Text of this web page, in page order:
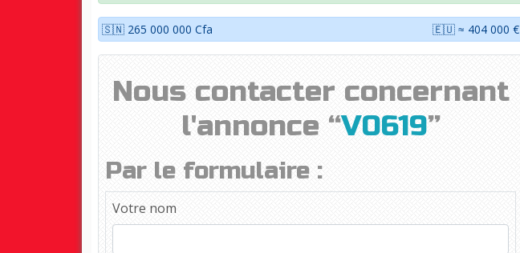
🇸🇳 265 000 000 Cfa 🇪🇺 ≈ 404 000 €
Nous contacter concernant
l'annonce “V0619”
Par le formulaire :
Votre nom